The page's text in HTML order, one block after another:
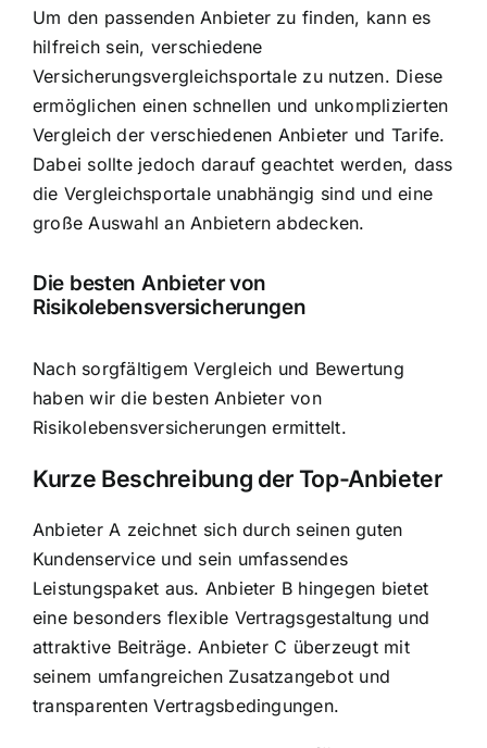
Um den passenden Anbieter zu finden, kann es
hilfreich sein, verschiedene
Versicherungsvergleichsportale zu nutzen. Diese
ermöglichen einen schnellen und unkomplizierten
Vergleich der verschiedenen Anbieter und Tarife.
Dabei sollte jedoch darauf geachtet werden, dass
die Vergleichsportale unabhängig sind und eine
große Auswahl an Anbietern abdecken.
Die besten Anbieter von
Risikolebensversicherungen
Nach sorgfältigem Vergleich und Bewertung
haben wir die besten Anbieter von
Risikolebensversicherungen ermittelt.
Kurze Beschreibung der Top-Anbieter
Anbieter A zeichnet sich durch seinen guten
Kundenservice und sein umfassendes
Leistungspaket aus. Anbieter B hingegen bietet
eine besonders flexible Vertragsgestaltung und
attraktive Beiträge. Anbieter C überzeugt mit
seinem umfangreichen Zusatzangebot und
transparenten Vertragsbedingungen.